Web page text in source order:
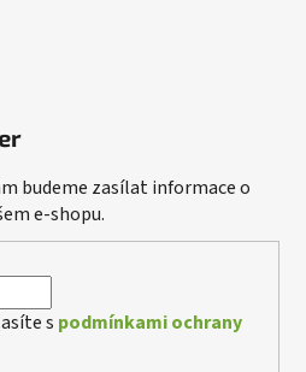
budeme zasílat informace o
e-shopu.
s podmínkami ochrany
by chaterimo